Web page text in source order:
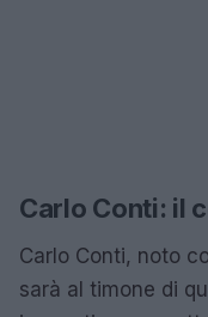
Carlo Conti: il
Carlo Conti, noto
sarà al timone di